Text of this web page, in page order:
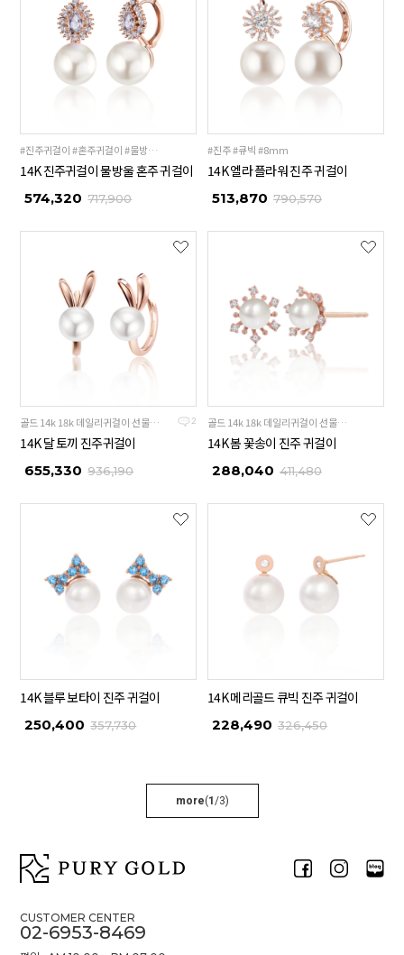
#진주귀걸이 #혼주귀걸이 #물방울귀걸이
14K 진주귀걸이 물방울 혼주 귀걸이
574,320 717,900
#진주 #큐빅 #8mm
14K 엘라 플라워 진주 귀걸이
513,870 790,570
2
골드 14k 18k 데일리귀걸이 선물추천
14K 달 토끼 진주귀걸이
655,330 936,190
골드 14k 18k 데일리귀걸이 선물추천
14K 봄 꽃송이 진주 귀걸이
288,040 411,480
14K 블루 보타이 진주 귀걸이
250,400 357,730
14K 메리골드 큐빅 진주 귀걸이
228,490 326,450
more(1/3)
CUSTOMER CENTER
02-6953-8469